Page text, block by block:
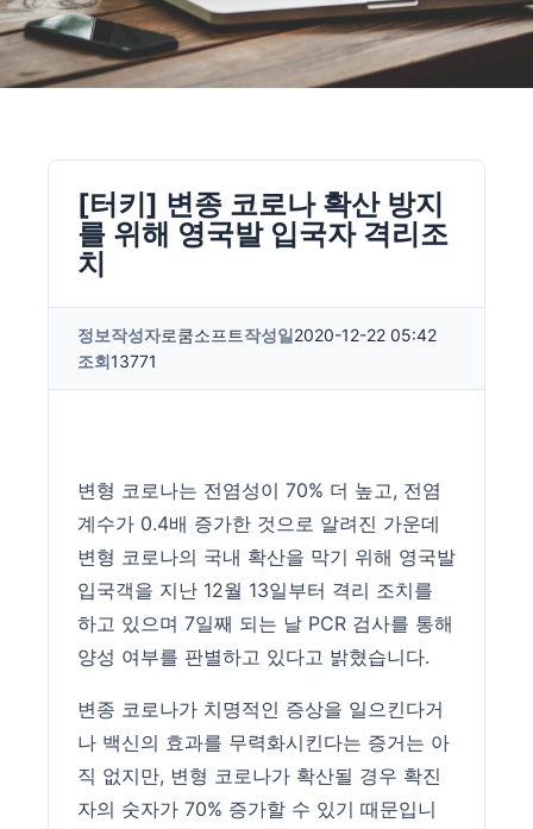
[터키] 변종 코로나 확산 방지
를 위해 영국발 입국자 격리조
치
정보작성자로쿰소프트작성일2020-12-22 05:42
조회13771
변형 코로나는 전염성이 70% 더 높고, 전염
계수가 0.4배 증가한 것으로 알려진 가운데
변형 코로나의 국내 확산을 막기 위해 영국발
입국객을 지난 12월 13일부터 격리 조치를
하고 있으며 7일째 되는 날 PCR 검사를 통해
양성 여부를 판별하고 있다고 밝혔습니다.
변종 코로나가 치명적인 증상을 일으킨다거
나 백신의 효과를 무력화시킨다는 증거는 아
직 없지만, 변형 코로나가 확산될 경우 확진
자의 숫자가 70% 증가할 수 있기 때문입니